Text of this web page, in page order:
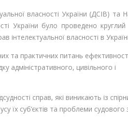
власності України (ДСІВ) та
України було проведено круглий
інтелектуальної власності в
та практичних питань
адміністративного, цивільного і
справ, які виникають із
їх суб’єктів та проблеми судового